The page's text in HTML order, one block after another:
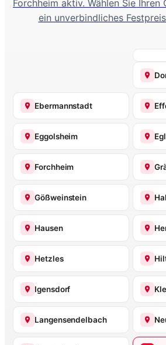
Forchheim aktiv. Wählen Sie
ein unverbindliches
Ebermannstadt
Eggolsheim
Forchheim
Gößweinstein
Hausen
Hetzles
Igensdorf
Langensendelbach